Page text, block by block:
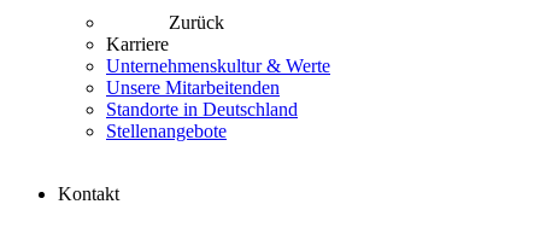
Zurück
Karriere
Unternehmenskultur & Werte
Unsere Mitarbeitenden
Standorte in Deutschland
Stellenangebote
Kontakt